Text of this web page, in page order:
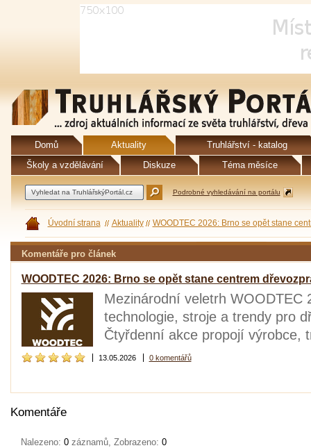
Domů Aktuality
Truhlářství - katalog
Školy a vzdělávání
Diskuze Téma měsíce
Podrobné vyhledávání na portálu
Úvodní strana Aktuality WOODTEC 2026: Brno se opět stane
Komentáře pro článek
WOODTEC 2026: Brno se opět stane centrem
Mezinárodní veletrh WOODTEC
technologie, stroje a trendy pro
Čtyřdenní akce propojí výrobce,
13.05.2026 0 komentářů
Komentáře
Nalezeno: 0 záznamů, Zobrazeno: 0